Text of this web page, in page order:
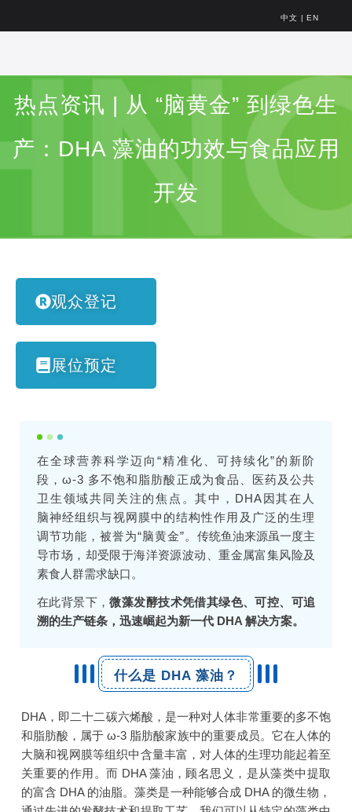
中文 | EN
热点资讯 | 从 “脑黄金” 到绿色生
产：DHA 藻油的功效与食品应用
开发
观众登记
展位预定
在全球营养科学迈向“精准化、可持续化”的新阶
段，ω-3 多不饱和脂肪酸正成为食品、医药及公共
卫生领域共同关注的焦点。其中，DHA因其在人
脑神经组织与视网膜中的结构性作用及广泛的生理
调节功能，被誉为“脑黄金”。 传统鱼油来源虽一度主
导市场，却受限于海洋资源波动、重金属富集风险及
素食人群需求缺口。
在此背景下，微藻发酵技术凭借其绿色、可控、可追
溯的生产链条，迅速崛起为新一代 DHA 解决方案。
什么是 DHA 藻油？
DHA，即二十二碳六烯酸，是一种对人体非常重要的多不饱
和脂肪酸，属于 ω-3 脂肪酸家族中的重要成员。它在人体的
大脑和视网膜等组织中含量丰富，对人体的生理功能起着至
关重要的作用。而 DHA 藻油，顾名思义，是从藻类中提取
的富含 DHA 的油脂。藻类是一种能够合成 DHA 的微生物，